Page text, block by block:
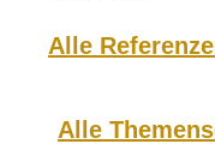
Alle
Alle